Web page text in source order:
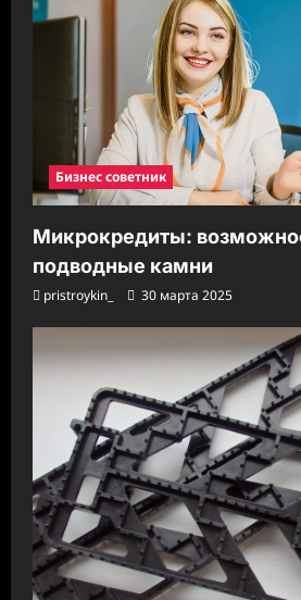
Бизнес советник
Микрокредиты:
подводные камни
pristroykin_ 30 марта 2025